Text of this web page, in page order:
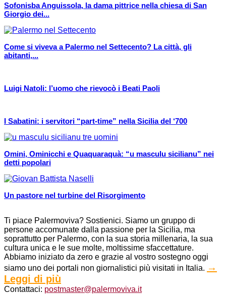
Sofonisba Anguissola, la dama pittrice nella chiesa di San
Giorgio dei...
Come si viveva a Palermo nel Settecento? La città, gli
abitanti,...
Luigi Natoli: l’uomo che rievocò i Beati Paoli
I Sabatini: i servitori “part-time” nella Sicilia del ‘700
Omini, Ominicchi e Quaquaraquà: “u masculu sicilianu” nei
detti popolari
Un pastore nel turbine del Risorgimento
Ti piace Palermoviva? Sostienici. Siamo un gruppo di
persone accomunate dalla passione per la Sicilia, ma
soprattutto per Palermo, con la sua storia millenaria, la sua
cultura unica e le sue molte, moltissime sfaccettature.
Abbiamo iniziato da zero e grazie al vostro sostegno oggi
siamo uno dei portali non giornalistici più visitati in Italia. →
Leggi di più
Contattaci: postmaster@palermoviva.it